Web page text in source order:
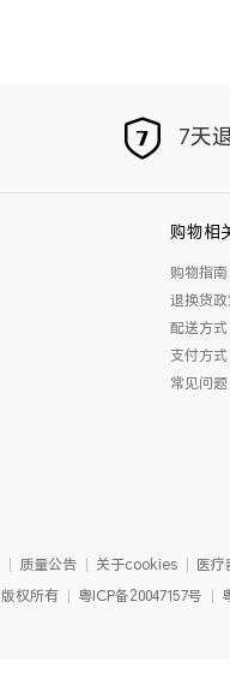
7天
购物相
购物指南
退换货
配送方式
支付方式
常见问题
质量公告 关于cookies
医疗
版权所有 粤ICP备20047157号